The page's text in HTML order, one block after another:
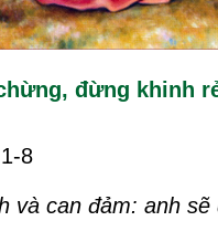
đừng khinh
8
và can đảm: anh